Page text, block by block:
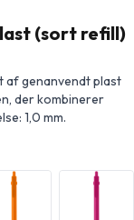
(sort refill)
af genanvendt plast
der kombinerer
1,0 mm.